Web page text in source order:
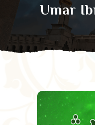
Umar